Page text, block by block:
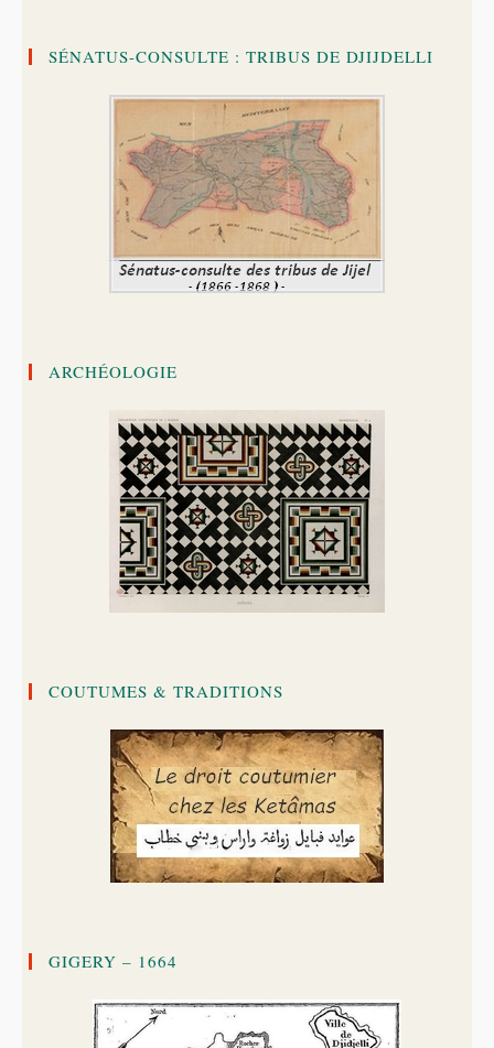
SÉNATUS-CONSULTE : TRIBUS DE DJIJDELLI
ARCHÉOLOGIE
COUTUMES & TRADITIONS
GIGERY – 1664